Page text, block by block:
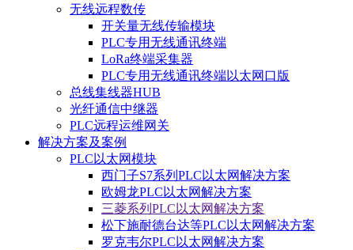
无线远程数传
开关量无线传输模块
PLC专用无线通讯终端
LoRa终端采集器
PLC专用无线通讯终端以太网口版
总线集线器HUB
光纤通信中继器
PLC远程运维网关
解决方案及案例
PLC以太网模块
西门子S7系列PLC以太网解决方案
欧姆龙PLC以太网解决方案
三菱系列PLC以太网解决方案
松下施耐德台达等PLC以太网解决方案
罗克韦尔PLC以太网解决方案